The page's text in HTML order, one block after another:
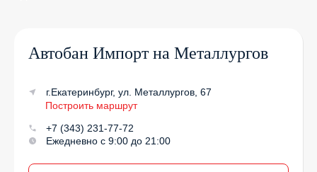
Автобан Импорт на Металлургов
г.Екатеринбург, ул. Металлургов, 67
Построить маршрут
+7 (343) 231-77-72
Ежедневно с 9:00 до 21:00